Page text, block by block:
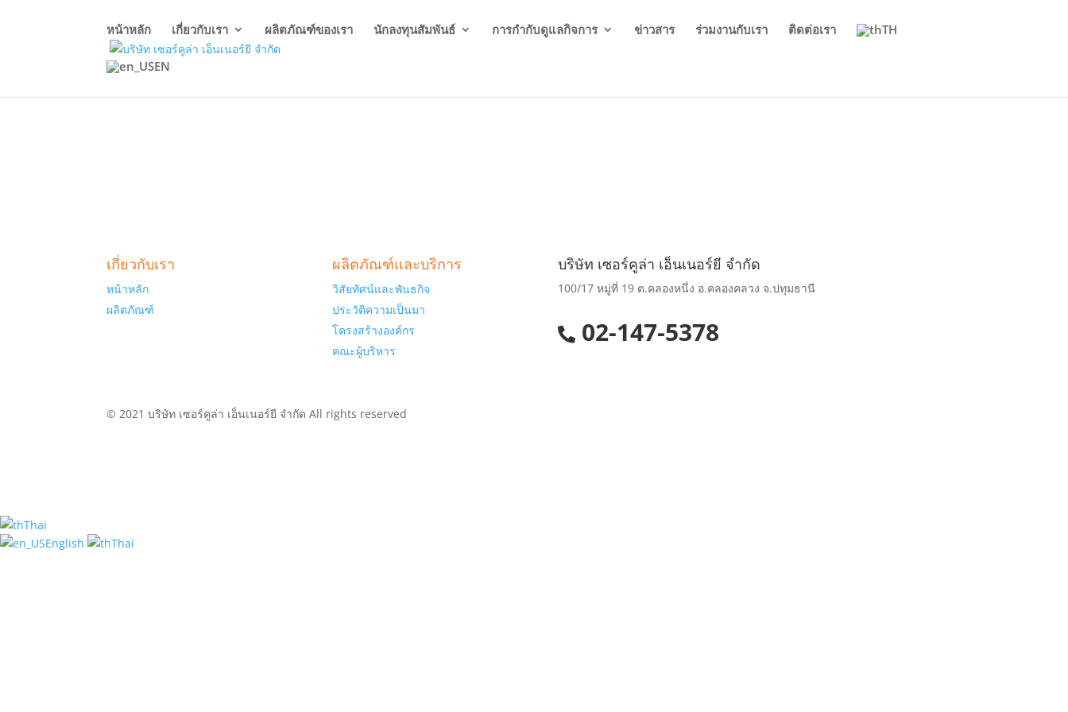
หน้าหลัก เกี่ยวกับเรา ผลิตภัณฑ์ของเรา นักลงทุนสัมพันธ์ การกำกับดูแลกิจการ ข่าวสาร ร่วมงานกับเรา ติดต่อเรา TH
EN
เกี่ยวกับเรา
หน้าหลัก
ผลิตภัณฑ์
ผลิตภัณฑ์และบริการ
วิสัยทัศน์และพันธกิจ
ประวัติความเป็นมา
โครงสร้างองค์กร
คณะผู้บริหาร
บริษัท เซอร์คูล่า เอ็นเนอร์ยี จำกัด
100/17 หมู่ที่ 19 ต.คลองหนึ่ง อ.คลองคลวง จ.ปทุมธานี
02-147-5378
© 2021 บริษัท เซอร์คูล่า เอ็นเนอร์ยี จำกัด All rights reserved
Scroll
Up
Thai
English
Thai